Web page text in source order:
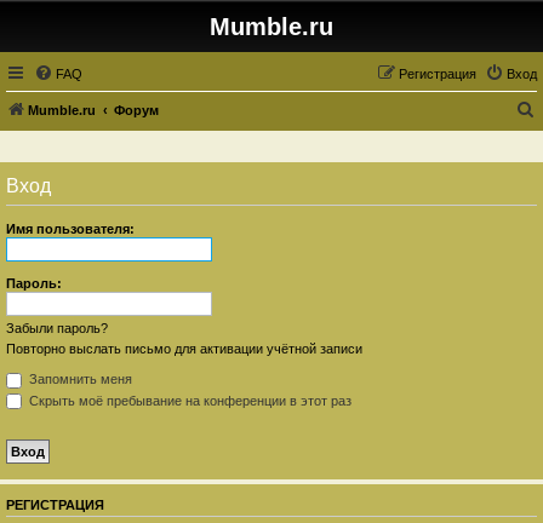
Mumble.ru
FAQ Вход
Регистрация
Mumble.ru Форум
и
Вход
Имя пользователя:
Пароль:
Забыли пароль?
Повторно выслать письмо для активации учётной записи
Запомнить меня
Скрыть моё пребывание на конференции в этот раз
РЕГИСТРАЦИЯ